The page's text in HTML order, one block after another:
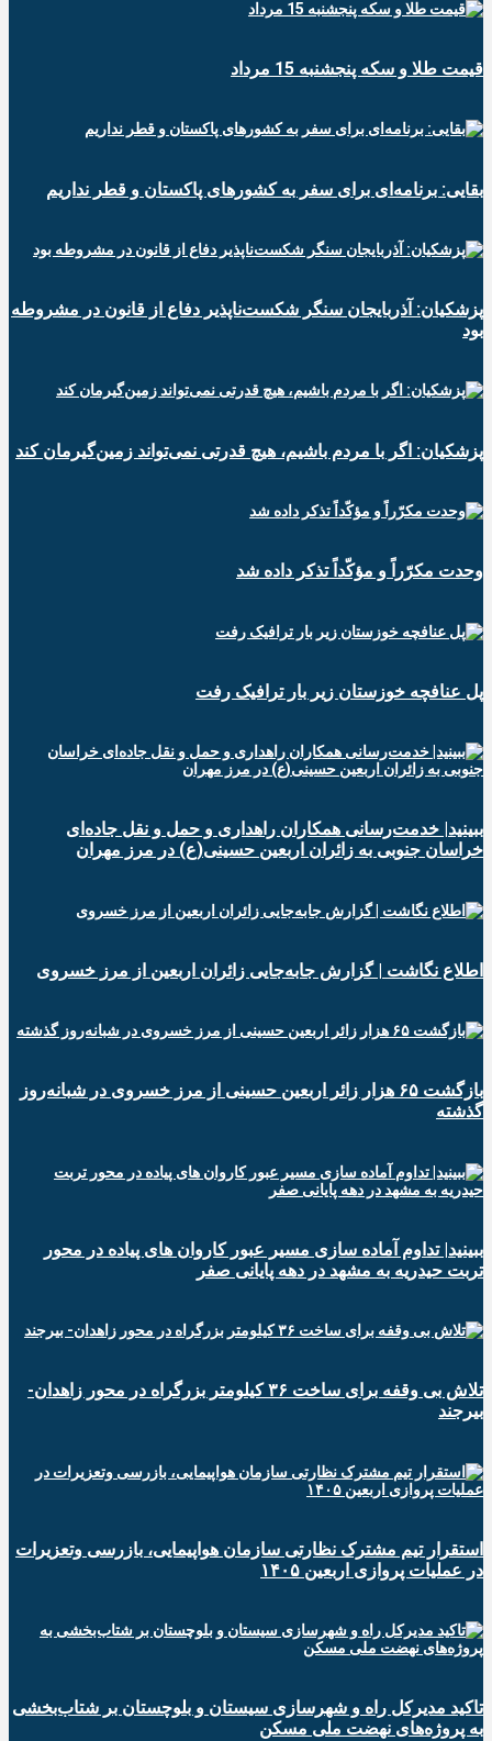
قیمت طلا و سکه پنجشنبه 15 مرداد
بقایی: برنامه‌ای برای سفر به کشورهای پاکستان و قطر نداریم
پزشکیان: آذربایجان سنگر شکست‌ناپذیر دفاع از قانون در مشروطه
بود
پزشکیان: اگر با مردم باشیم، هیچ قدرتی نمی‌تواند زمین‌گیرمان کند
وحدت مکرّراً و مؤکّداً تذکر داده شد
پل عنافچه خوزستان زیر بار ترافیک رفت
ببینید| خدمت‌رسانی همکاران راهداری و حمل و نقل جاده‌ای
خراسان جنوبی به زائران اربعین حسینی(ع) در مرز مهران
️اطلاع نگاشت | گزارش جابه‌جایی زائران اربعین از مرز خسروی
️بازگشت ۶۵ هزار زائر اربعین حسینی از مرز خسروی در شبانه‌روز
گذشته
ببینید| تداوم آماده سازی مسیر عبور کاروان های پیاده در محور
تربت حیدریه به مشهد در دهه پایانی صفر
تلاش بی وقفه برای ساخت ۳۶ کیلومتر بزرگراه در محور زاهدان-
بیرجند
استقرار تیم مشترک نظارتی سازمان هواپیمایی، بازرسی وتعزیرات
در عملیات پروازی اربعین ۱۴۰۵
تاکید مدیرکل راه و شهرسازی سیستان و بلوچستان بر شتاب‌بخشی
به پروژه‌های نهضت ملی مسکن